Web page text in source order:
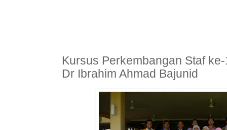
Kursus Perkembangan Staf
Dr Ibrahim Ahmad Bajunid